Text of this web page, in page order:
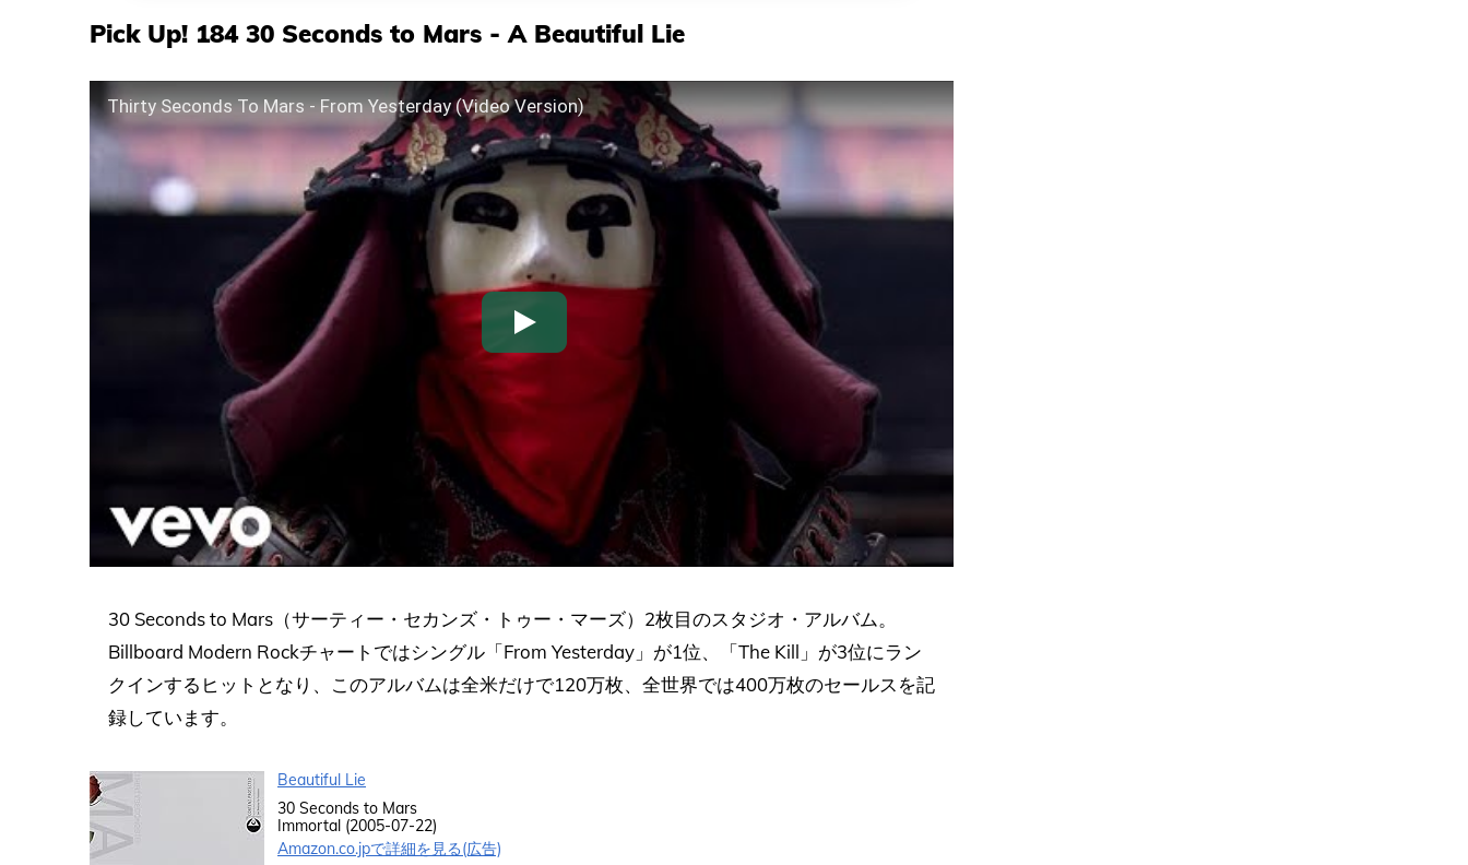
Pick Up! 184 30 Seconds to Mars - A Beautiful Lie
Thirty Seconds To Mars - From Yesterday (Video Version)
30 Seconds to Mars（サーティー・セカンズ・トゥー・マーズ）2枚目のスタジオ・アルバム。
Billboard Modern Rockチャートではシングル「From Yesterday」が1位、「The Kill」が3位にラン
クインするヒットとなり、このアルバムは全米だけで120万枚、全世界では400万枚のセールスを記
録しています。
Beautiful Lie
30 Seconds to Mars
Immortal (2005-07-22)
Amazon.co.jpで詳細を見る(広告)